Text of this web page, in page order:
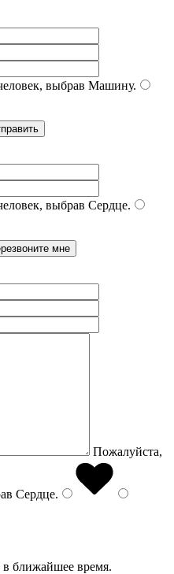
выбрав Машину.
выбрав Сердце.
Пожалуйста,
Сердце.
ближайшее время.